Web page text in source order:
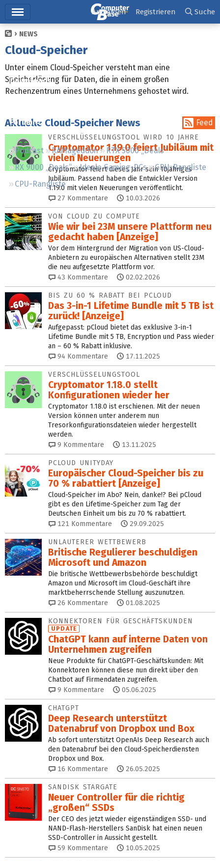
Ticker
Downloads
Forum
Podcast RAMageddon
RTX 5000 „Deals“
RX 9000 „Deals“
Ideale Gaming-PCs
GPU-Rangliste
CPU-Rangliste
Anmelden Registrieren Suche
NEWS
Cloud-Speicher
Unter einem Cloud-Speicher versteht man eine
Speicherlösung für Daten, die in einem großen
Rechenzentrum eines Unternehmens gehostet wird.
Aktuelle Cloud-Speicher News Feed
VERSCHLÜSSELUNGSTOOL WIRD 10 JAHRE
Cryptomator 1.19.0 feiert Ju­bi­läum mit
vielen Neuerungen
Cryptomator feiert dieses Jahr sein 10jähriges
Jubiläum. Passend haben die Entwickler Version
1.19.0 mit vielen Neuerungen veröffentlicht.
27 Kommentare 10.03.2026
VON CLOUD ZU COMPUTE
Wie wir bei 23M unsere Plattform neu
gedacht haben [Anzeige]
Vor dem Hintergrund der Migration von US-Cloud-
Anbietern zu europäischen Alternativen stellt 23M
die neu aufgesetzte Plattform vor.
43 Kommentare 02.02.2026
BIS ZU 60 % RABATT BEI PCLOUD
Das 3-in-1 Lifetime Bundle mit 5 TB ist
zurück! [Anzeige]
Aufgepasst: pCloud bietet das exklusive 3-in-1
Lifetime Bundle mit 5 TB, Encryption und Pass wieder
an – 60 % Rabatt inklusive.
94 Kommentare 17.11.2025
VERSCHLÜSSELUNGSTOOL
Cryptomator 1.18.0 stellt
Konfigurationen wieder her
Cryptomator 1.18.0 ist erschienen. Mit der neuen
Version können unter anderem nun
Tresorkonfigurationsdateien wieder hergestellt
werden.
9 Kommentare 13.11.2025
PCLOUD UNITYDAY
Europäischer Cloud-Speicher bis zu
70 % rabattiert [Anzeige]
Cloud-Speicher im Abo? Nein, danke!? Bei pCloud
gibt es den Lifetime-Speicher zum Tag der
Deutschen Einheit um bis zu 70 % rabattiert.
121 Kommentare 29.09.2025
UNLAUTERER WETTBEWERB
Britische Regulierer beschuldigen
Microsoft und Amazon
Die britische Wettbewerbsbehörde beschuldigt
Amazon und Microsoft im Cloud-Geschäft ihre
marktbeherrschende Stellung auszunutzen.
26 Kommentare 01.08.2025
KONNEKTOREN FÜR GESCHÄFTSKUNDEN
UPDATE
ChatGPT kann auf interne Daten von
Unternehmen zugreifen
Neue Produkte für ChatGPT-Geschäftskunden: Mit
Konnektoren können diese nun direkt über den
Chatbot auf Firmendaten zugreifen.
9 Kommentare 05.06.2025
CHATGPT
Deep Research unterstützt
Datenabruf von Dropbox und Box
Ab sofort unterstützt OpenAIs Deep Research auch
den Datenabruf bei den Cloud-Speicherdiensten
Dropbox und Box.
16 Kommentare 26.05.2025
SANDISK STARGATE
Neuer Controller für die richtig
„großen“ SSDs
Der CEO des jetzt wieder eigenständigen SSD- und
NAND-Flash-Herstellers SanDisk hat einen neuen
SSD-Controller in Aussicht gestellt.
59 Kommentare 10.05.2025